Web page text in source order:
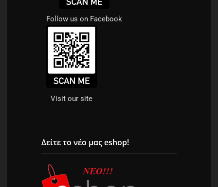
Follow us on Facebook
Visit our site
Δείτε το νέο μας eshop!